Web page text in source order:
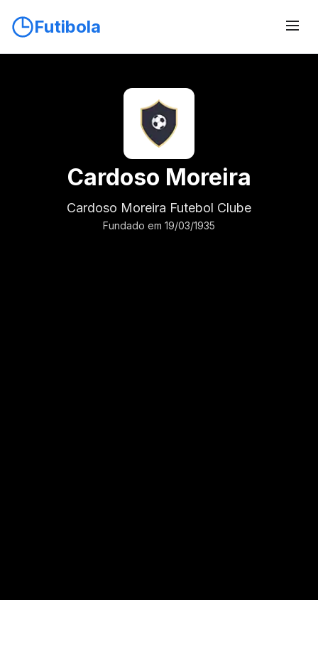
Futibola
Cardoso Moreira
Cardoso Moreira Futebol Clube
Fundado em 19/03/1935